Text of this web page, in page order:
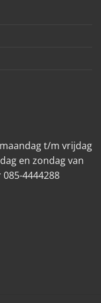
t/m vrijdag
en zondag van
4444288